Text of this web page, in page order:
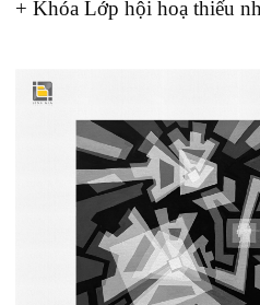
+ Khóa Lớp hội hoạ thiếu